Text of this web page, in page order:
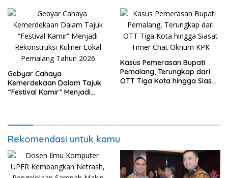
Gebyar Cahaya
Kemerdekaan Dalam Tajuk
“Festival Kamir” Menjadi
Kasus Pemerasan Bupati
Pemalang, Terungkap dari
OTT Tiga Kota hingga Siasat
Rekomendasi untuk kamu